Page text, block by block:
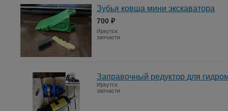
Зубья ковша мини экскаватора
700 ₽
Иркутск
запчасти
Заправочный редуктор для
Иркутск
запчасти